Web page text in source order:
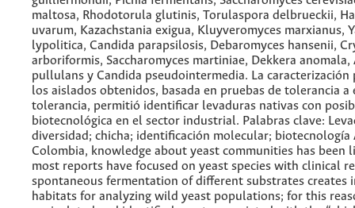
maltosa, Rhodotorula glutinis, Torulaspora delbrueckii,
uvarum, Kazachstania exigua, Kluyveromyces marxianus,
lypolitica, Candida parapsilosis, Debaromyces hansenii,
arboriformis, Saccharomyces martiniae, Dekkera
pullulans y Candida pseudointermedia. La caracterización
los aislados obtenidos, basada en pruebas de tolerancia
tolerancia, permitió identificar levaduras nativas con
biotecnológica en el sector industrial. Palabras clave:
diversidad; chicha; identificación molecular; biotecnología
Colombia, knowledge about yeast communities has been
most reports have focused on yeast species with clinical
spontaneous fermentation of different substrates creates
habitats for analyzing wild yeast populations; for this